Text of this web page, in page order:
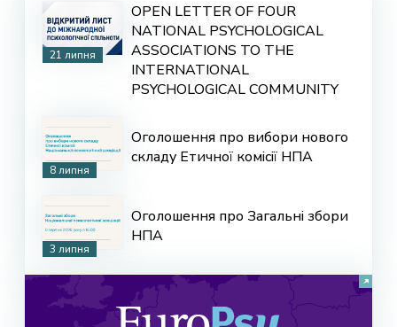
21 липня
OPEN LETTER OF FOUR
NATIONAL PSYCHOLOGICAL
ASSOCIATIONS TO THE
INTERNATIONAL
PSYCHOLOGICAL COMMUNITY
8 липня
Оголошення про вибори нового
складу Етичної комісії НПА
3 липня
Оголошення про Загальні збори
НПА